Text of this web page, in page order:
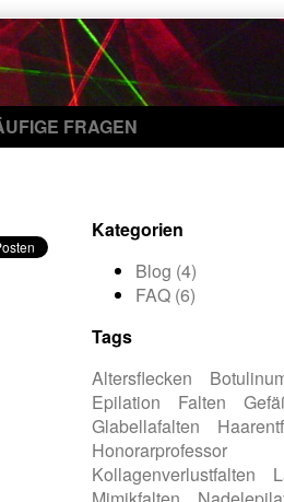
FRAGEN
Kategorien
Blog (4)
FAQ (6)
Tags
Altersflecken
Epilation
Falten
Glabellafalten
Honorarprofessor
Kollagenverlustfalten